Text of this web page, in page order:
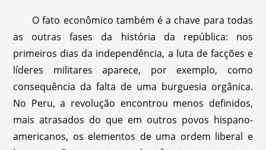
O fato econômico também é a chave para todas
as outras fases da história da república: nos
primeiros dias da independência, a luta de facções e
líderes militares aparece, por exemplo, como
consequência da falta de uma burguesia orgânica.
No Peru, a revolução encontrou menos definidos,
mais atrasados do que em outros povos hispano-
americanos, os elementos de uma ordem liberal e